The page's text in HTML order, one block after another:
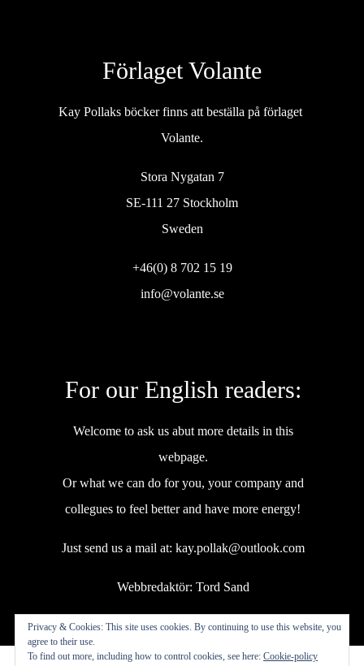
Förlaget Volante
Kay Pollaks böcker finns att beställa på förlaget
Volante.
Stora Nygatan 7
SE-111 27 Stockholm
Sweden
+46(0) 8 702 15 19
info@volante.se
For our English readers:
Welcome to ask us abut more details in this
webpage.
Or what we can do for you, your company and
collegues to feel better and have more energy!
Just send us a mail at: kay.pollak@outlook.com
Webbredaktör: Tord Sand
Privacy & Cookies: This site uses cookies. By continuing to use this website, you
agree to their use.
To find out more, including how to control cookies, see here: Cookie-policy